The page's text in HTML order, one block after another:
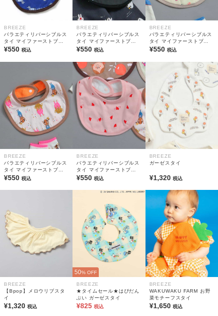
BREEZE
バラエティリバーシブルス
タイ マイファーストブリ
ーズ
¥550 税込
BREEZE
バラエティリバーシブルス
タイ マイファーストブリ
ーズ
¥550税込
BREEZE
バラエティリバーシブルス
タイ マイファーストブリ
ーズ
¥550 税込
BREEZE
バラエティリバーシブルス
タイ マイファーストブリ
ーズ
¥550 税込
BREEZE
バラエティリバーシブルス
タイ マイファーストブリ
ーズ
¥550税込
BREEZE
ガーゼスタイ
¥1,320 税込
BREEZE
【Bpop】メロウリブスタ
イ
¥1,320 税込
50% OFF
BREEZE
★タイムセール★はぴだん
ぶい ガーゼスタイ
¥825 税込
BREEZE
WAKUWAKU FARM お野
菜モチーフスタイ
¥1,650 税込